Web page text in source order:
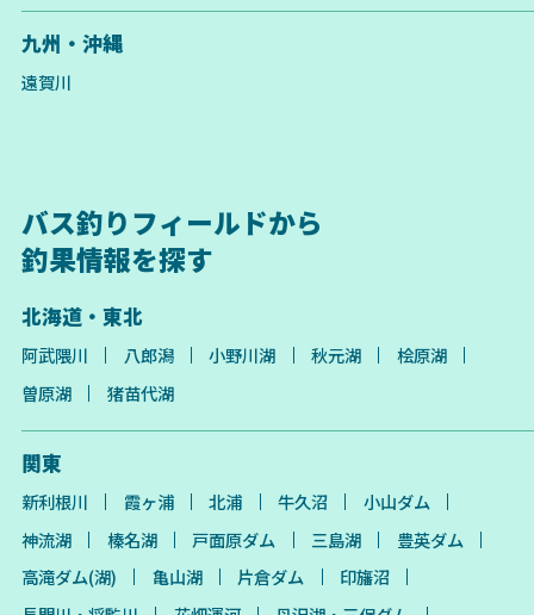
九州・沖縄
遠賀川
バス釣りフィールドから
釣果情報を探す
北海道・東北
阿武隈川 八郎潟 小野川湖 秋元湖
桧原湖
曽原湖
猪苗代湖
関東
新利根川 霞ヶ浦 北浦 牛久沼
小山ダム
神流湖
榛名湖 戸面原ダム 三島湖
豊英ダム
高滝ダム(湖)
亀山湖 片倉ダム
印旛沼